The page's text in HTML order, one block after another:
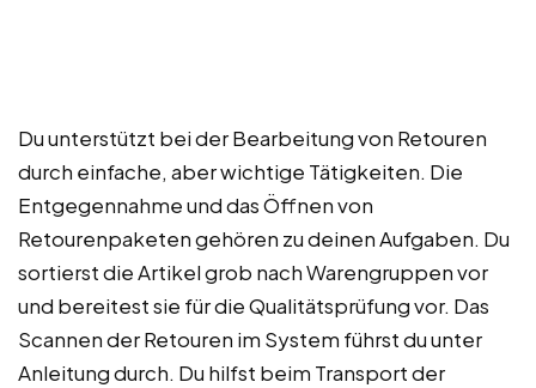
Du unterstützt bei der Bearbeitung von Retouren
durch einfache, aber wichtige Tätigkeiten. Die
Entgegennahme und das Öffnen von
Retourenpaketen gehören zu deinen Aufgaben. Du
sortierst die Artikel grob nach Warengruppen vor
und bereitest sie für die Qualitätsprüfung vor. Das
Scannen der Retouren im System führst du unter
Anleitung durch. Du hilfst beim Transport der